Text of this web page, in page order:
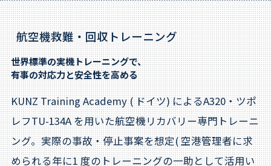
航空機救難・回収トレーニング
世界標準の実機トレーニングで、
有事の対応力と安全性を高める
KUNZ Training Academy ( ドイツ) によるA320・ツポ
レフTU-134A を用いた航空機リカバリー専門トレーニ
ング。実際の事故・停止事案を想定( 空港管理者に求
められる年に1 度のトレーニングの一助として活用い